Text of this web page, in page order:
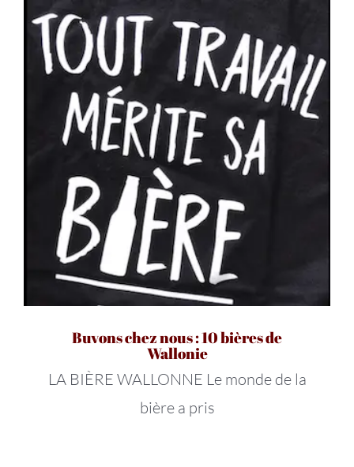
Buvons chez nous : 10 bières de
Wallonie
LA BIÈRE WALLONNE Le monde de la
bière a pris